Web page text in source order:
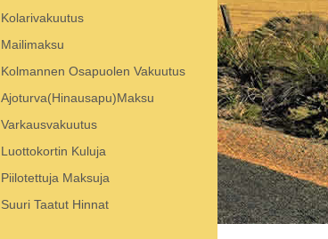
Kolarivakuutus
Mailimaksu
Kolmannen Osapuolen Vakuutus
Ajoturva(Hinausapu)Maksu
Varkausvakuutus
Luottokortin Kuluja
Piilotettuja Maksuja
Suuri Taatut Hinnat